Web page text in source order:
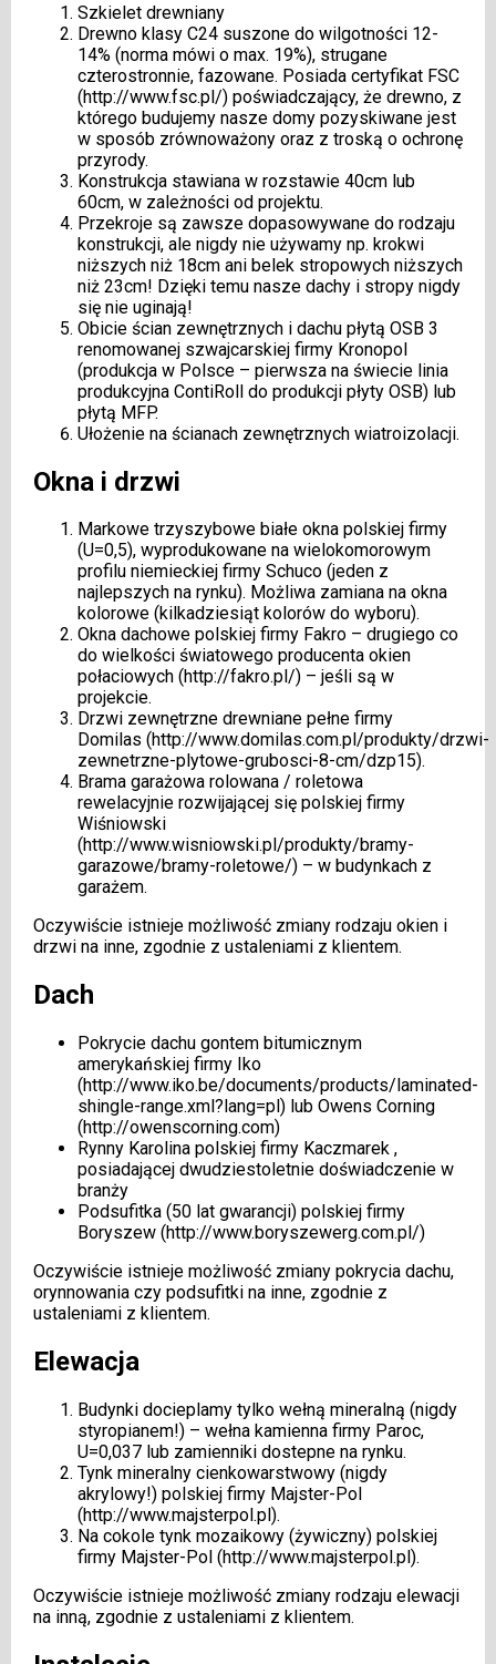
Szkielet drewniany
Drewno klasy C24 suszone do wilgotności 12-
14% (norma mówi o max. 19%), strugane
czterostronnie, fazowane. Posiada certyfikat FSC
(http://www.fsc.pl/) poświadczający, że drewno, z
którego budujemy nasze domy pozyskiwane jest
w sposób zrównoważony oraz z troską o ochronę
przyrody.
Konstrukcja stawiana w rozstawie 40cm lub
60cm, w zależności od projektu.
Przekroje są zawsze dopasowywane do rodzaju
konstrukcji, ale nigdy nie używamy np. krokwi
niższych niż 18cm ani belek stropowych niższych
niż 23cm! Dzięki temu nasze dachy i stropy nigdy
się nie uginają!
Obicie ścian zewnętrznych i dachu płytą OSB 3
renomowanej szwajcarskiej firmy Kronopol
(produkcja w Polsce – pierwsza na świecie linia
produkcyjna ContiRoll do produkcji płyty OSB) lub
płytą MFP.
Ułożenie na ścianach zewnętrznych wiatroizolacji.
Okna i drzwi
Markowe trzyszybowe białe okna polskiej firmy
(U=0,5), wyprodukowane na wielokomorowym
profilu niemieckiej firmy Schuco (jeden z
najlepszych na rynku). Możliwa zamiana na okna
kolorowe (kilkadziesiąt kolorów do wyboru).
Okna dachowe polskiej firmy Fakro – drugiego co
do wielkości światowego producenta okien
połaciowych (http://fakro.pl/) – jeśli są w
projekcie.
Drzwi zewnętrzne drewniane pełne firmy
Domilas (http://www.domilas.com.pl/produkty/drzwi-
zewnetrzne-plytowe-grubosci-8-cm/dzp15).
Brama garażowa rolowana / roletowa
rewelacyjnie rozwijającej się polskiej firmy
Wiśniowski
(http://www.wisniowski.pl/produkty/bramy-
garazowe/bramy-roletowe/) – w budynkach z
garażem.
Oczywiście istnieje możliwość zmiany rodzaju okien i
drzwi na inne, zgodnie z ustaleniami z klientem.
Dach
Pokrycie dachu gontem bitumicznym
amerykańskiej firmy Iko
(http://www.iko.be/documents/products/laminated-
shingle-range.xml?lang=pl ) lub Owens Corning
(http://owenscorning.com)
Rynny Karolina polskiej firmy Kaczmarek ,
posiadającej dwudziestoletnie doświadczenie w
branży
Podsufitka (50 lat gwarancji) polskiej firmy
Boryszew (http://www.boryszewerg.com.pl/)
Oczywiście istnieje możliwość zmiany pokrycia dachu,
orynnowania czy podsufitki na inne, zgodnie z
ustaleniami z klientem.
Elewacja
Budynki docieplamy tylko wełną mineralną (nigdy
styropianem!) – wełna kamienna firmy Paroc,
U=0,037 lub zamienniki dostepne na rynku.
Tynk mineralny cienkowarstwowy (nigdy
akrylowy!) polskiej firmy Majster-Pol
(http://www.majsterpol.pl).
Na cokole tynk mozaikowy (żywiczny) polskiej
firmy Majster-Pol (http://www.majsterpol.pl).
Oczywiście istnieje możliwość zmiany rodzaju elewacji
na inną, zgodnie z ustaleniami z klientem.